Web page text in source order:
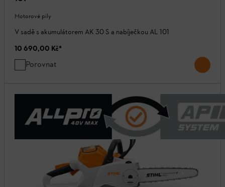
Motorové pily
V sadě s akumulátorem AK 30 S a nabíječkou AL 101
10 690,00 Kč*
Porovnat